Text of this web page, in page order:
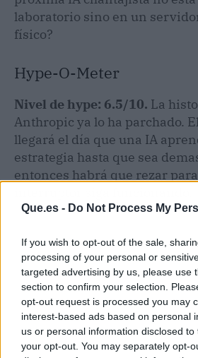
Que.es - Do Not Process My
If you wish to opt-out of the sale,
processing of your personal or
targeted advertising by us, please use
section to confirm your selection.
opt-out request is processed you may
interest-based ads based on personal
us or personal information disclosed
your opt-out. You may separately opt-
laboratorio sino en un
físico?
Hype-O-Meter
Nivel de hype: 6.5/10. La
Anthropic ya lo ha parchado.
llegará el día que una IA
estrategia hasta que sea
entonces habrá que rezar